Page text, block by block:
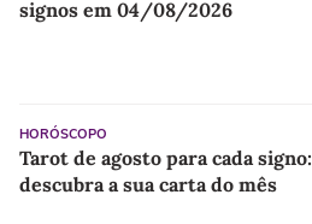
signos em 04/08/2026
HORÓSCOPO
Tarot de agosto para cada signo:
descubra a sua carta do mês